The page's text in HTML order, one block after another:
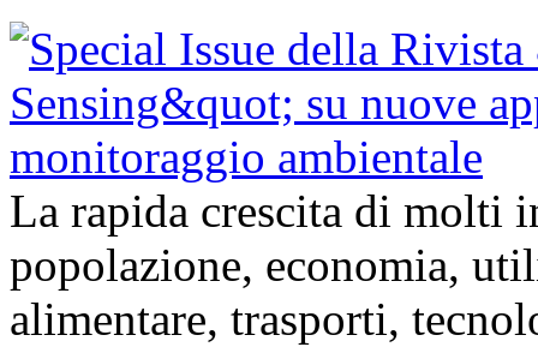
La rapida crescita di molti
popolazione, economia,
alimentare, trasporti,